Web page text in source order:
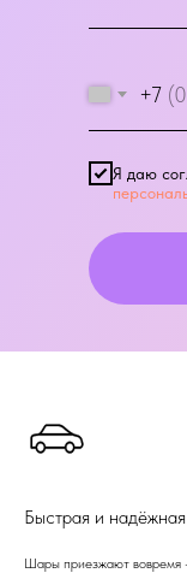
+7
Я даю
Быстрая и
Шары приезжают вовремя